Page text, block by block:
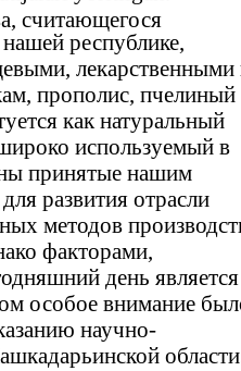
считающегося
республике,
лекарственными
прополис, пчелиный
как натуральный
используемый в
принятые нашим
развития отрасли
методов
факторами,
день является
особое внимание
научно-